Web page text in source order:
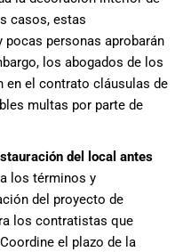
casos, estas
personas aprobarán
los abogados de los
en el contrato cláusulas de
multas por parte de
del local antes
los términos y
del proyecto de
los contratistas que
el plazo de la